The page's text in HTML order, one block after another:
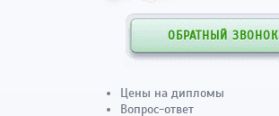
ОБРАТНЫЙ ЗВОНОК
Цены на дипломы
Вопрос-ответ